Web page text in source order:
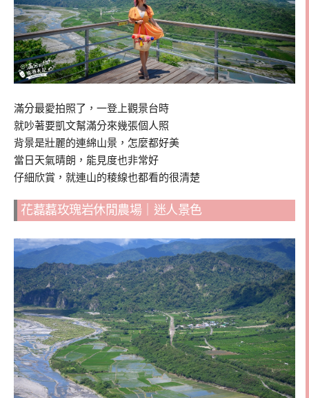
滿分最愛拍照了，一登上觀景台時
就吵著要凱文幫滿分來幾張個人照
背景是壯麗的連綿山景，怎麼都好美
當日天氣晴朗，能見度也非常好
仔細欣賞，就連山的稜線也都看的很清楚
花藞藞玫瑰岩休閒農場｜迷人景色